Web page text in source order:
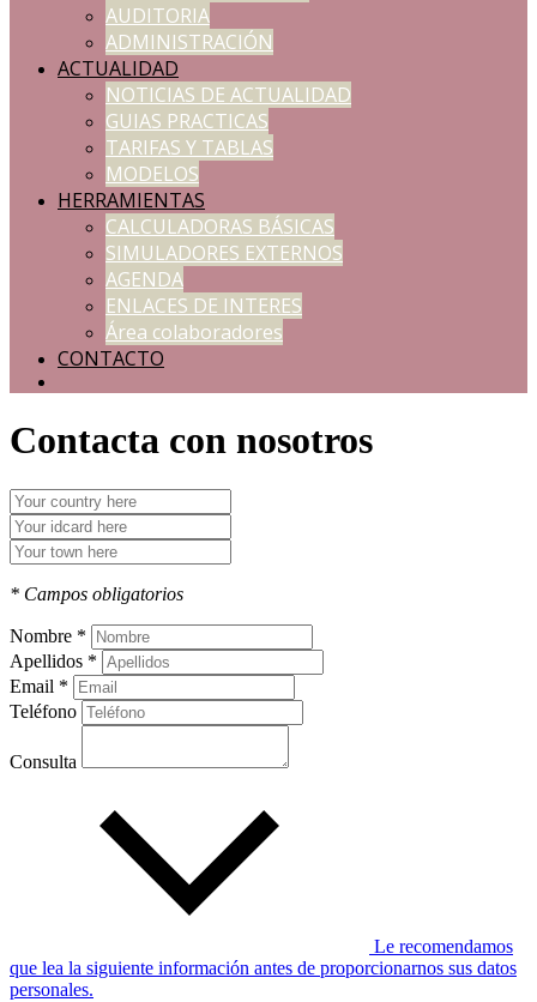
AUDITORIA
ADMINISTRACIÓN
ACTUALIDAD
NOTICIAS DE ACTUALIDAD
GUIAS PRACTICAS
TARIFAS Y TABLAS
MODELOS
HERRAMIENTAS
CALCULADORAS BÁSICAS
SIMULADORES EXTERNOS
AGENDA
ENLACES DE INTERES
Área colaboradores
CONTACTO
Contacta con nosotros
* Campos obligatorios
Nombre *
Apellidos *
Email *
Teléfono
Consulta
Le recomendamos
que lea la siguiente información antes de proporcionarnos sus datos
personales.